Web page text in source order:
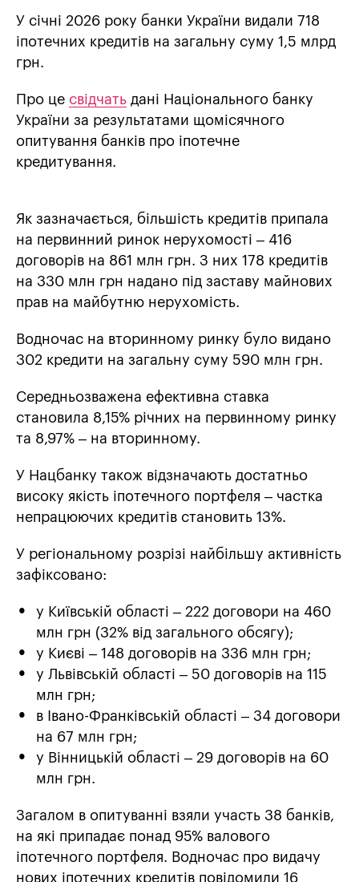
У січні 2026 року банки України видали 718
іпотечних кредитів на загальну суму 1,5 млрд
грн.
Про це свідчать дані Національного банку
України за результатами щомісячного
опитування банків про іпотечне
кредитування.
Як зазначається, більшість кредитів припала
на первинний ринок нерухомості – 416
договорів на 861 млн грн. З них 178 кредитів
на 330 млн грн надано під заставу майнових
прав на майбутню нерухомість.
Водночас на вторинному ринку було видано
302 кредити на загальну суму 590 млн грн.
Середньозважена ефективна ставка
становила 8,15% річних на первинному ринку
та 8,97% – на вторинному.
У Нацбанку також відзначають достатньо
високу якість іпотечного портфеля – частка
непрацюючих кредитів становить 13%.
У регіональному розрізі найбільшу активність
зафіксовано:
у Київській області – 222 договори на 460
млн грн (32% від загального обсягу);
у Києві – 148 договорів на 336 млн грн;
у Львівській області – 50 договорів на 115
млн грн;
в Івано-Франківській області – 34 договори
на 67 млн грн;
у Вінницькій області – 29 договорів на 60
млн грн.
Загалом в опитуванні взяли участь 38 банків,
на які припадає понад 95% валового
іпотечного портфеля. Водночас про видачу
нових іпотечних кредитів повідомили 16